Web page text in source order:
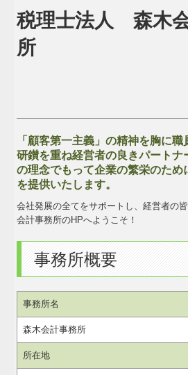
交通案内
業務案内
セミナー案内
料金について
FX4クラウド
病院・診療所の皆様へ
税理士法人 森木
所
「顧客第一主義」の精神を胸に
研鑚を重ね経営者の良きパートナ
の理念でもって企業の繁栄のため
を提供いたします。
会社発展の全てをサポートし、経営者の
会計事務所のHPへようこそ！
事務所概要
事務所名
森木会計事務所
所在地